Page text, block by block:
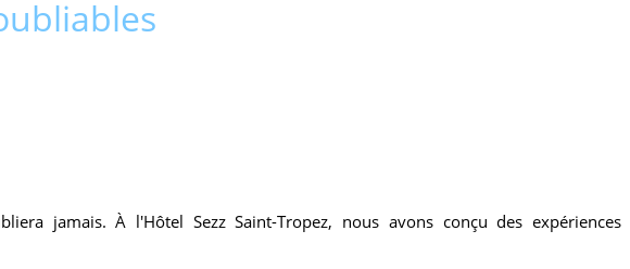
jamais. À l'Hôtel Sezz Saint-Tropez, nous avons conçu des expériences